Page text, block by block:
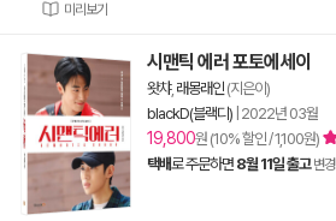
미리보기
시맨틱 에러 포토에세이
왓챠, 래몽래인 (지은이)
blackD(블랙디) 2022년 03월
19,800원 (10% 할인 / 1,100원)
택배로 주문하면 8월 11일 출고 변경